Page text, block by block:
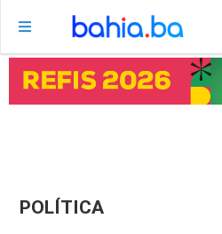
POLÍTICA